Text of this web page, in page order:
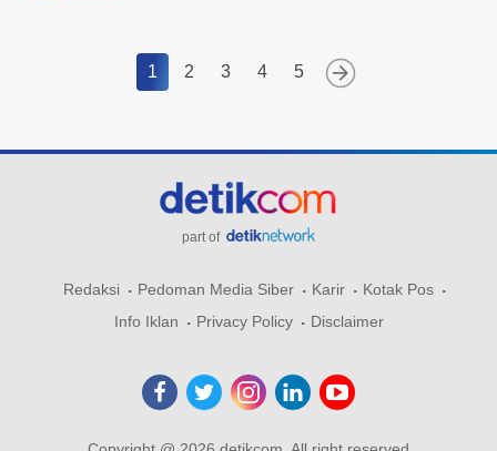
1 2 3 4 5
part of
Redaksi Pedoman Media Siber Karir
Kotak Pos
Info Iklan
Privacy Policy Disclaimer